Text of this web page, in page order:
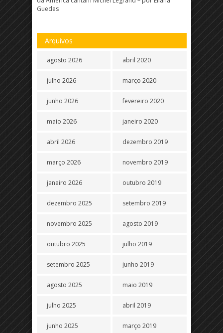
Guedes
Arquivos
agosto 2026
julho 2026
junho 2026
maio 2026
abril 2026
março 2026
janeiro 2026
dezembro 2025
novembro 2025
outubro 2025
setembro 2025
agosto 2025
julho 2025
junho 2025
abril 2020
março 2020
fevereiro 2020
janeiro 2020
dezembro 2019
novembro 2019
outubro 2019
setembro 2019
agosto 2019
julho 2019
junho 2019
maio 2019
abril 2019
março 2019